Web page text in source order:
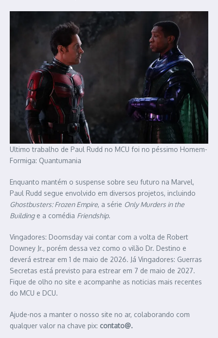
Ultimo trabalho de Paul Rudd no MCU foi no péssimo Homem-
Formiga: Quantumania
Enquanto mantém o suspense sobre seu futuro na Marvel,
Paul Rudd segue envolvido em diversos projetos, incluindo
Ghostbusters: Frozen Empire, a série Only Murders in the
Buildinge a comédia Friendship.
Vingadores: Doomsday vai contar com a volta de Robert
Downey Jr., porém dessa vez como o vilão Dr. Destino e
deverá estrear em 1 de maio de 2026. Já Vingadores: Guerras
Secretas está previsto para estrear em 7 de maio de 2027.
Fique de olho no site e acompanhe as noticias mais recentes
do MCU e DCU.
Ajude-nos a manter o nosso site no ar, colaborando com
qualquer valor na chave pix: contato@.